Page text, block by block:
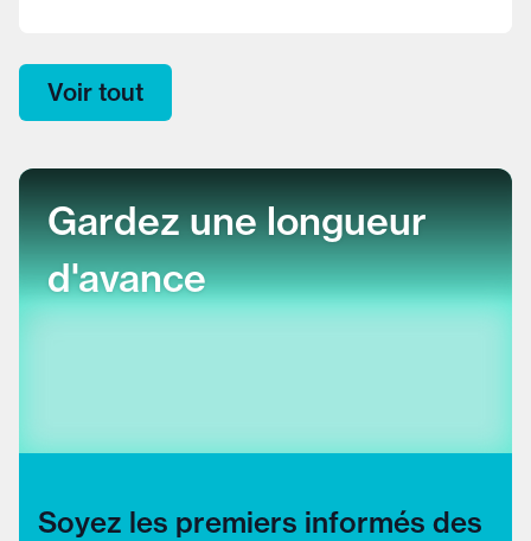
Voir tout
Gardez une longueur
d'avance
Soyez les premiers informés des